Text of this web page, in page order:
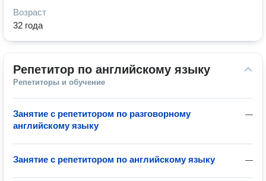
Возраст
32 года
Репетитор по английскому языку
Репетиторы и обучение
—
Занятие с репетитором по разговорному
английскому языку
—
Занятие с репетитором по английскому языку